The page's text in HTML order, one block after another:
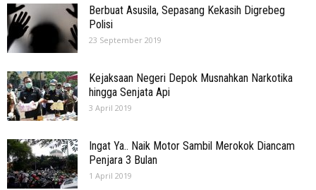
Berbuat Asusila, Sepasang Kekasih Digrebeg
Polisi
23 September 2019
Kejaksaan Negeri Depok Musnahkan Narkotika
hingga Senjata Api
3 April 2019
Ingat Ya.. Naik Motor Sambil Merokok Diancam
Penjara 3 Bulan
1 April 2019